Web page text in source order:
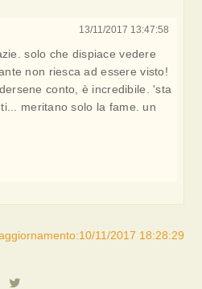
13/11/2017 13:47:58
solo che dispiace vedere
non riesca ad essere visto!
conto, è incredibile. 'sta
meritano solo la fame. un
11/2017 18:28:29